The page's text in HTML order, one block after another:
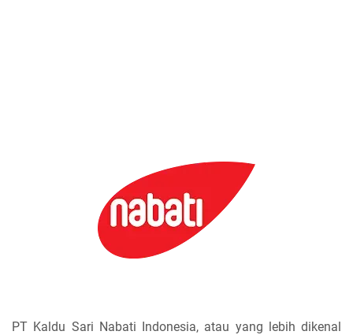
PT Kaldu Sari Nabati Indonesia, atau yang lebih dikenal